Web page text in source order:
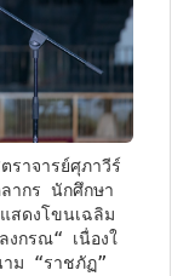
ากร นักศึกษา
สดงโขนเฉลิม
งกรณ“ เนื่องใ
ม “ราชภัฏ”